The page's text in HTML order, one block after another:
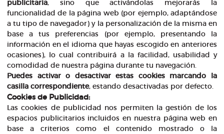
publicitaria, sino que activándolas mejorarás la
funcionalidad de la página web (por ejemplo, adaptándose
a tu tipo de navegador) y la personalización de la misma en
base a tus preferencias (por ejemplo, presentando la
información en el idioma que hayas escogido en anteriores
ocasiones), lo cual contribuirá a la facilidad, usabilidad y
comodidad de nuestra página durante tu navegación.
Puedes activar o desactivar estas cookies marcando la
casilla correspondiente, estando desactivadas por defecto.
Cookies de Publicidad:
Las cookies de publicidad nos permiten la gestión de los
espacios publicitarios incluidos en nuestra página web en
base a criterios como el contenido mostrado o la